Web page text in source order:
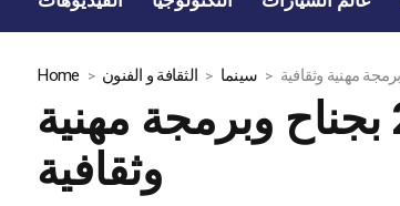
Home الثقافة و الفنون سينما
السينما التونسية تجدد حضورها في مهرجان كان 2026 بجناح وبرمجة مهنية
وثقافية